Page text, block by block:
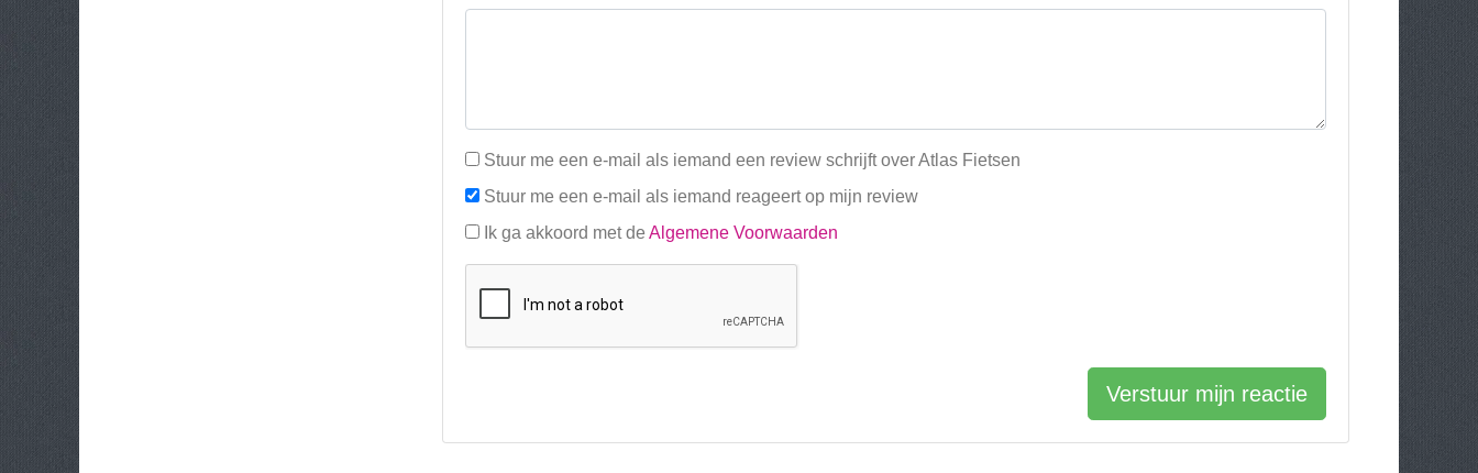
Stuur me een e-mail als iemand een review schrijft over Atlas Fietsen
Stuur me een e-mail als iemand reageert op mijn review
Ik ga akkoord met de Algemene Voorwaarden
Verstuur mijn reactie